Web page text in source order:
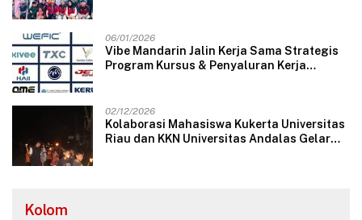
06/01/2026
Vibe Mandarin Jalin Kerja Sama Strategis
Program Kursus & Penyaluran Kerja
02/12/2026
Kolaborasi Mahasiswa Kukerta Universitas
Riau dan KKN Universitas Andalas Gelar
Kolom